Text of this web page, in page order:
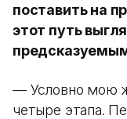
поставить на
этот путь
— Условно мою
четыре этапа.